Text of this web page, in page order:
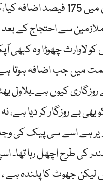
سے احتجاج کے بعد
لاوارث چھوڑا وہ کبھی
میں جب اضافہ ہوتا ہے تو
کیوں ہے۔بلاول
بھی بے روزگار کر دیا
ہے اسے سی پیک کی
کی طرح اچھل رہا تھا۔
لیکن جھوٹ کا پلندہ